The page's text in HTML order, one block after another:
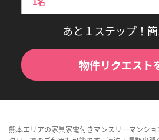
あと１ステップ！簡
物件リクエスト
熊本エリアの家具家電付きマンスリーマンシ